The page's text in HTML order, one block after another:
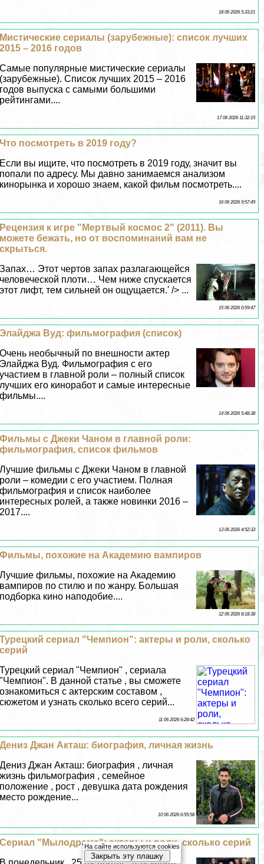
18 06 2026 5:33:21
Мистические сериалы (зарубежные): список лучших
2015 – 2016 годов
Самые популярные мистические сериалы
(зарубежные). Список лучших 2015 – 2016
годов выпуска с самыми большими
рейтингами....
17 06 2026 11:32:15
Что посмотреть в 2019 году?
Если вы ищите, что посмотреть в 2019 году, значит вы
попали по адресу. Мы давно занимаемся анализом
кинорынка и хорошо знаем, какой фильм посмотреть....
16 06 2026 9:57:49
Рецензия к игре "Мертвый космос 2" (2011). Вы
можете бежать, но от воспоминаний вам не
скрыться.
Запах… Этот чертов запах разлагающейся
человеческой плоти… Чем ниже спускается
этот лифт, тем сильней он ощущается.' /> ...
15 06 2026 0:59:47
Элайджа Вуд: фильмография (список)
Очень необычный по внешности актер
Элайджа Вуд. Фильмография с его
участием в главной роли – полный список
лучших его киноработ и самые интересные
фильмы....
14 06 2026 5:48:38
Фильмы с Джеки Чаном в главной роли:
фильмография, список фильмов
Лучшие фильмы с Джеки Чаном в главной
роли – комедии с его участием. Полная
фильмография и список наиболее
интересных ролей, а также новинки 2016 –
2017....
13 06 2026 4:52:33
Фильмы, похожие на Академию вампиров
Лучшие фильмы, похожие на Академию
вампиров по стилю и по жанру. Большая
подборка кино наподобие....
12 06 2026 8:18:38
Турецкий сериал "Чемпион": актеры и роли, сколько
серий
Турецкий сериал "Чемпион" , сериала
"Чемпион". В данной статье , вы сможете
ознакомиться с актерским составом ,
сюжетом и узнать сколько всего серий...
11 06 2026 6:28:42
Дениз Джан Акташ: биография, личная жизнь
Дениз Джан Акташ: биография , личная
жизнь фильмография , семейное
положение , рост , дeвyшка дата рождения
место рождение...
10 06 2026 6:55:58
Сериал "Мылодрама": актеры и роли, сколько серий
На сайте используются cookies
Закрыть эту плашку